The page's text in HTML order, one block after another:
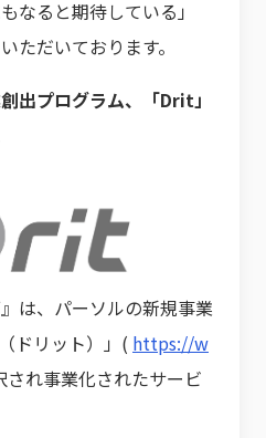
なると期待している」
ただいております。
出プログラム、「Drit」
は、パーソルの新規事業
ドリット）」( https://w
され事業化されたサービ